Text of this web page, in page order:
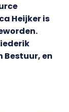
Heijker is
Bestuur, en